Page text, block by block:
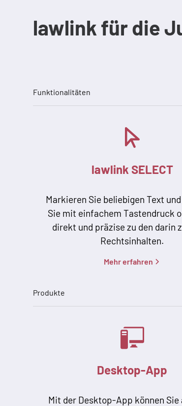
lawlink für die
Funktionalitäten
lawlink SELECT
Markieren Sie beliebigen Text
Sie mit einfachem Tastendruck
direkt und präzise zu den darin
Rechtsinhalten.
Mehr erfahren
Produkte
Desktop-App
Mit der Desktop-App können Sie